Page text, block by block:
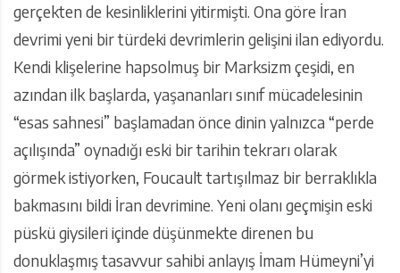
gerçekten de kesinliklerini yitirmişti. Ona göre İran
devrimi yeni bir türdeki devrimlerin gelişini ilan ediyordu.
Kendi klişelerine hapsolmuş bir Marksizm çeşidi, en
azından ilk başlarda, yaşananları sınıf mücadelesinin
“esas sahnesi” başlamadan önce dinin yalnızca “perde
açılışında” oynadığı eski bir tarihin tekrarı olarak
görmek istiyorken, Foucault tartışılmaz bir berraklıkla
bakmasını bildi İran devrimine. Yeni olanı geçmişin eski
püskü giysileri içinde düşünmekte direnen bu
donuklaşmış tasavvur sahibi anlayış İmam Hümeyni’yi